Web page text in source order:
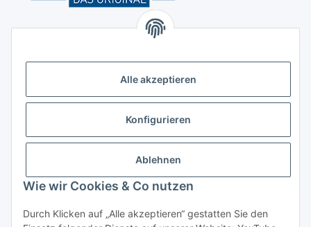
Alle akzeptieren
Konfigurieren
Ablehnen
Wie wir Cookies & Co nutzen
Durch Klicken auf „Alle akzeptieren“ gestatten Sie den
Höffgeshofweg 14
info@luftundklima24.de
Finden Sie uns auf Google Maps